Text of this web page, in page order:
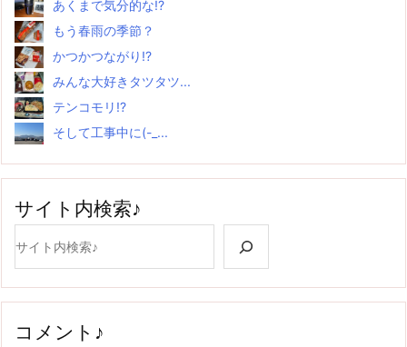
あくまで気分的な!?
もう春雨の季節？
かつかつながり!?
みんな大好きタツタツ...
テンコモリ!?
そして工事中に(-_...
サイト内検索♪
コメント♪